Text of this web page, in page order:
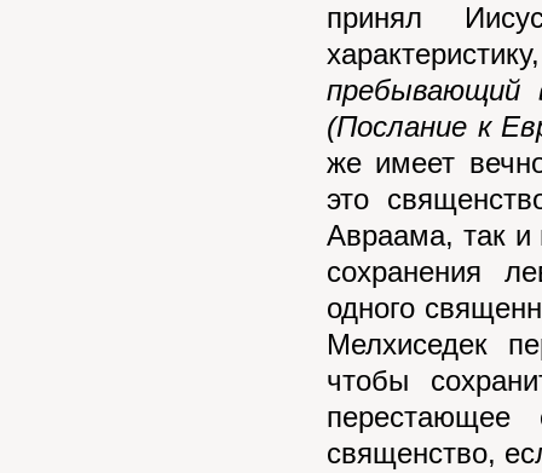
принял
пребывающий
(Послание к
же имеет
это
Авраама, так и
сохранения
одного
Мелхиседек
чтобы
перестающее
священство,